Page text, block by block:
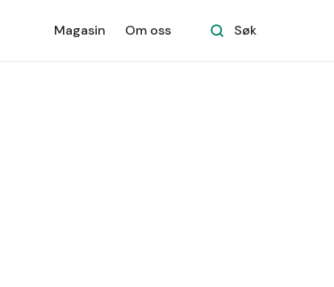
Magasin Om oss Søk